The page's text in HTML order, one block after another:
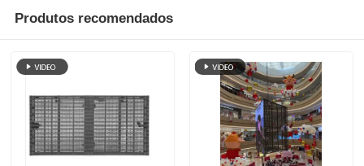
Produtos recomendados